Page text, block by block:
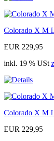
Colorado X M
EUR 229,95
inkl. 19 % USt
Colorado X M
EUR 229,95